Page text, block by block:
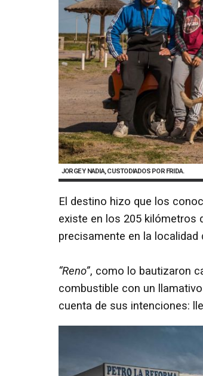
JORGE Y NADIA, CUSTODIADOS POR FRIDA.
El destino hizo que los
existe en los 205 kilómetros
precisamente en la localidad
“Reno”, como lo bautizaron
combustible con un
cuenta de sus intenciones: